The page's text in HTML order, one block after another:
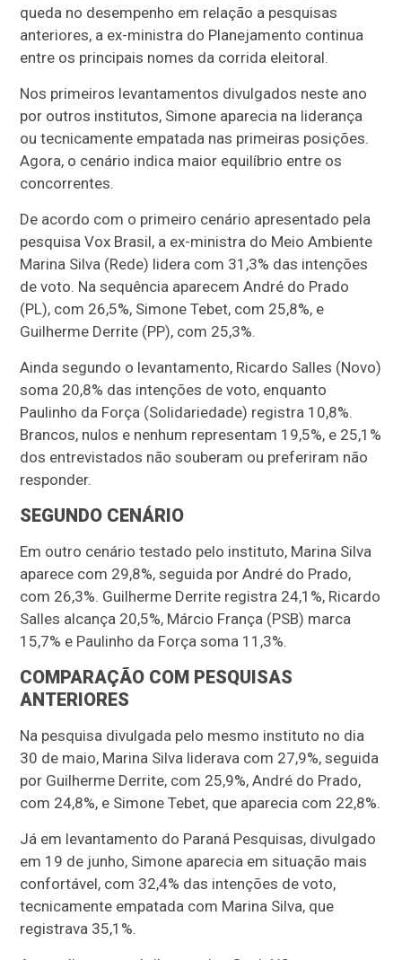
queda no desempenho em relação a pesquisas
anteriores, a ex-ministra do Planejamento continua
entre os principais nomes da corrida eleitoral.
Nos primeiros levantamentos divulgados neste ano
por outros institutos, Simone aparecia na liderança
ou tecnicamente empatada nas primeiras posições.
Agora, o cenário indica maior equilíbrio entre os
concorrentes.
De acordo com o primeiro cenário apresentado pela
pesquisa Vox Brasil, a ex-ministra do Meio Ambiente
Marina Silva (Rede) lidera com 31,3% das intenções
de voto. Na sequência aparecem André do Prado
(PL), com 26,5%, Simone Tebet, com 25,8%, e
Guilherme Derrite (PP), com 25,3%.
Ainda segundo o levantamento, Ricardo Salles (Novo)
soma 20,8% das intenções de voto, enquanto
Paulinho da Força (Solidariedade) registra 10,8%.
Brancos, nulos e nenhum representam 19,5%, e 25,1%
dos entrevistados não souberam ou preferiram não
responder.
SEGUNDO CENÁRIO
Em outro cenário testado pelo instituto, Marina Silva
aparece com 29,8%, seguida por André do Prado,
com 26,3%. Guilherme Derrite registra 24,1%, Ricardo
Salles alcança 20,5%, Márcio França (PSB) marca
15,7% e Paulinho da Força soma 11,3%.
COMPARAÇÃO COM PESQUISAS
ANTERIORES
Na pesquisa divulgada pelo mesmo instituto no dia
30 de maio, Marina Silva liderava com 27,9%, seguida
por Guilherme Derrite, com 25,9%, André do Prado,
com 24,8%, e Simone Tebet, que aparecia com 22,8%.
Já em levantamento do Paraná Pesquisas, divulgado
em 19 de junho, Simone aparecia em situação mais
confortável, com 32,4% das intenções de voto,
tecnicamente empatada com Marina Silva, que
registrava 35,1%.